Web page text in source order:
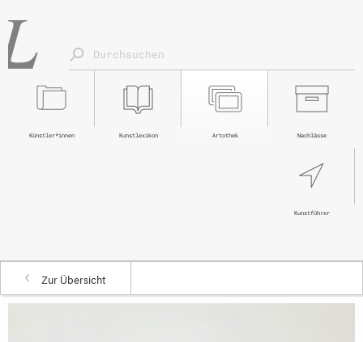
Nachlässe
Artothek
Kunstlexikon
Künstler*innen
Kunstführer
Zur Übersicht